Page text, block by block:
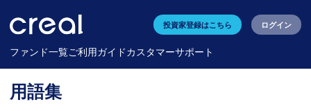
投資家登録はこちら ログイン
ファンド一覧ご利用ガイドカスタマーサポート
用語集